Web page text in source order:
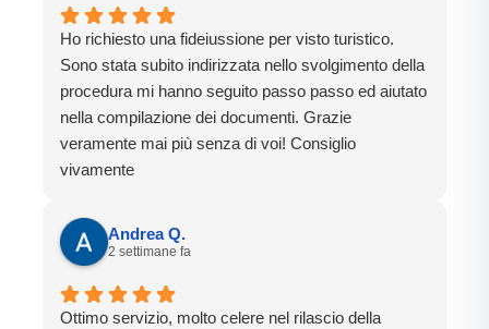
Ho richiesto una fideiussione per visto turistico.
Sono stata subito indirizzata nello svolgimento della
procedura mi hanno seguito passo passo ed aiutato
nella compilazione dei documenti. Grazie
veramente mai più senza di voi! Consiglio
vivamente
Andrea Q.
2 settimane fa
Ottimo servizio, molto celere nel rilascio della